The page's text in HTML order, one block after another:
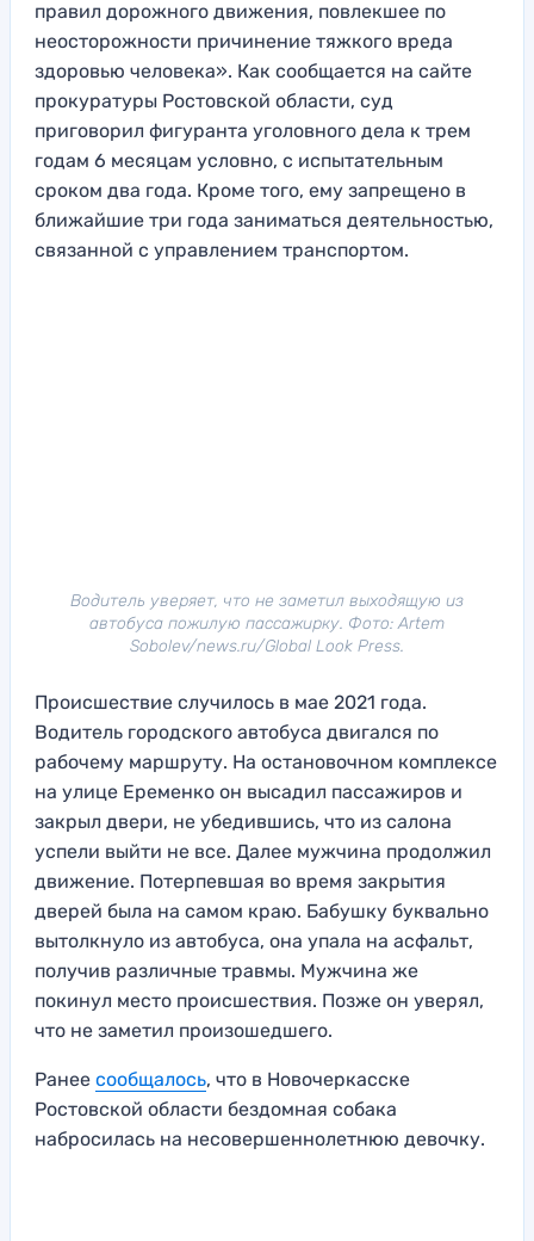
правил дорожного движения, повлекшее по
неосторожности причинение тяжкого вреда
здоровью человека». Как сообщается на сайте
прокуратуры Ростовской области, суд
приговорил фигуранта уголовного дела к трем
годам 6 месяцам условно, с испытательным
сроком два года. Кроме того, ему запрещено в
ближайшие три года заниматься деятельностью,
связанной с управлением транспортом.
Водитель уверяет, что не заметил выходящую из
автобуса пожилую пассажирку. Фото: Artem
Sobolev/news.ru/Global Look Press.
Происшествие случилось в мае 2021 года.
Водитель городского автобуса двигался по
рабочему маршруту. На остановочном комплексе
на улице Еременко он высадил пассажиров и
закрыл двери, не убедившись, что из салона
успели выйти не все. Далее мужчина продолжил
движение. Потерпевшая во время закрытия
дверей была на самом краю. Бабушку буквально
вытолкнуло из автобуса, она упала на асфальт,
получив различные травмы. Мужчина же
покинул место происшествия. Позже он уверял,
что не заметил произошедшего.
Ранее сообщалось, что в Новочеркасске
Ростовской области бездомная собака
набросилась на несовершеннолетнюю девочку.